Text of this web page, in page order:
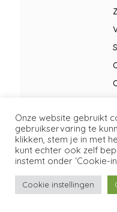
Onze website gebruikt
gebruikservaring te
klikken, stem je in met
kunt echter ook zelf
instemt onder ‘Cookie-
Cookie instellingen